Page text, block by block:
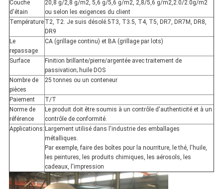
Couche
d'étain
20,8 g/2,8 g/m2, 5,6 g/5,6 g/m2, 2,8/5,6 g/m2,2.0/2.0g/m2
ou selon les exigences du client
Température T2, T2. Je suis désolé.5T3, T3.5, T4, T5, DR7, DR7M, DR8,
DR9
Le
repassage
CA (grillage continu) et BA (grillage par lots)
Surface
Finition brillante/pierre/argentée avec traitement de
passivation; huile DOS
Nombre de
pièces
25 tonnes ou un conteneur
Paiement
T/T
Norme de
référence
Le produit doit être soumis à un contrôle d'authenticité et à un
contrôle de conformité.
Applications: Largement utilisé dans l'industrie des emballages
métalliques.
Par exemple, faire des boîtes pour la nourriture, le thé, l'huile,
les peintures, les produits chimiques, les aérosols, les
cadeaux, l'impression